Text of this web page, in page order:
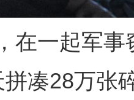
一起军事
凑28万张